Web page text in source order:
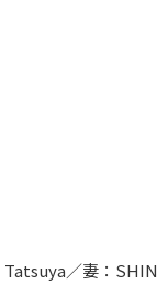
／妻：